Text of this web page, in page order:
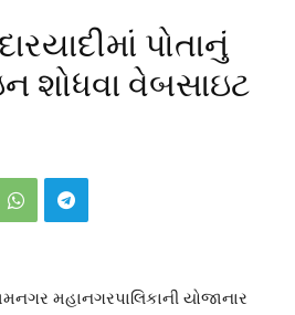
પોતાનું
શોધવા વેબસાઇટ
મહાનગરપાલિકાની યોજાનાર